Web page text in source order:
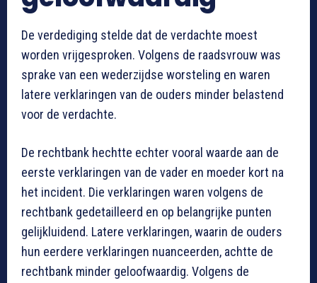
De verdediging stelde dat de verdachte moest
worden vrijgesproken. Volgens de raadsvrouw was
sprake van een wederzijdse worsteling en waren
latere verklaringen van de ouders minder belastend
voor de verdachte.
De rechtbank hechtte echter vooral waarde aan de
eerste verklaringen van de vader en moeder kort na
het incident. Die verklaringen waren volgens de
rechtbank gedetailleerd en op belangrijke punten
gelijkluidend. Latere verklaringen, waarin de ouders
hun eerdere verklaringen nuanceerden, achtte de
rechtbank minder geloofwaardig. Volgens de